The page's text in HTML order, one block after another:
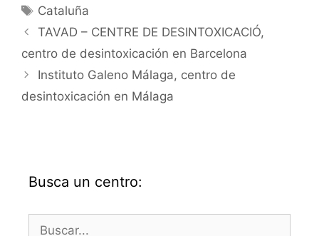
Etiquetas
Cataluña
TAVAD – CENTRE DE DESINTOXICACIÓ,
centro de desintoxicación en Barcelona
Instituto Galeno Málaga, centro de
desintoxicación en Málaga
Busca un centro:
Buscar: